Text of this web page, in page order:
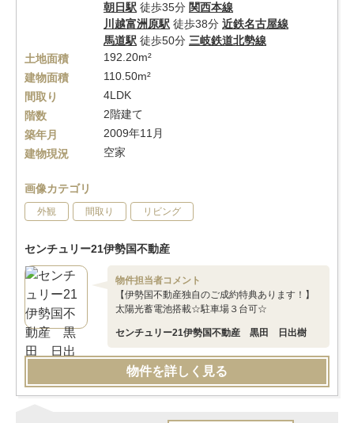
朝日駅 徒歩35分 関西本線
川越富洲原駅 徒歩38分 近鉄名古屋線
馬道駅 徒歩50分 三岐鉄道北勢線
土地面積
192.20m²
建物面積
110.50m²
間取り
4LDK
階数
2階建て
築年月
2009年11月
建物現況
空家
画像カテゴリ
外観 間取り リビング
センチュリー21伊勢国不動産
物件担当者コメント
【伊勢国不動産独自のご成約特典あります！】
太陽光蓄電池搭載☆駐車場３台可☆
センチュリー21伊勢国不動産 黒田 日出樹
物件を詳しく見る